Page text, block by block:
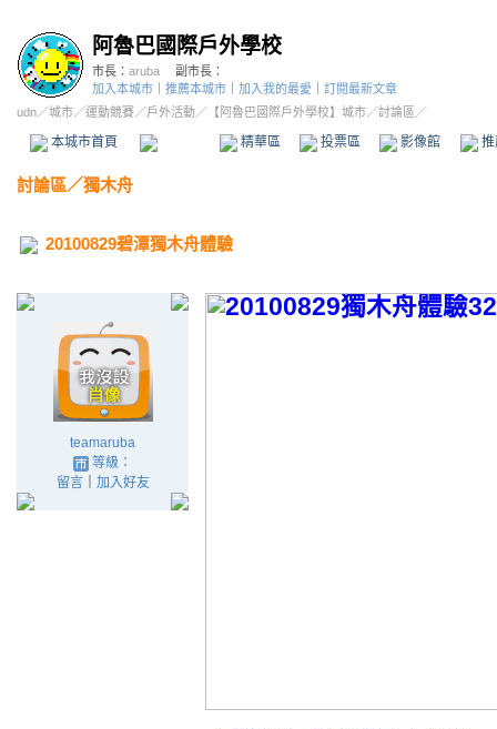
阿魯巴國際戶外學校
市長： aruba
副市長：
加入本城市
推薦本城市 加入我的最愛
訂閱最新文章
udn／城市／運動競賽／戶外活動／ 【阿魯巴國際戶外學校】城市／討論區／
本城市首頁 精華區 投票區 影像館
討論區／獨木舟
20100829碧潭獨木舟體驗
teamaruba
等級：
留言｜ 加入好友